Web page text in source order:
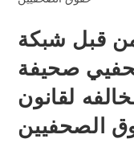
من قبل شبكة
صحيفة
لقانون
الصحفيين